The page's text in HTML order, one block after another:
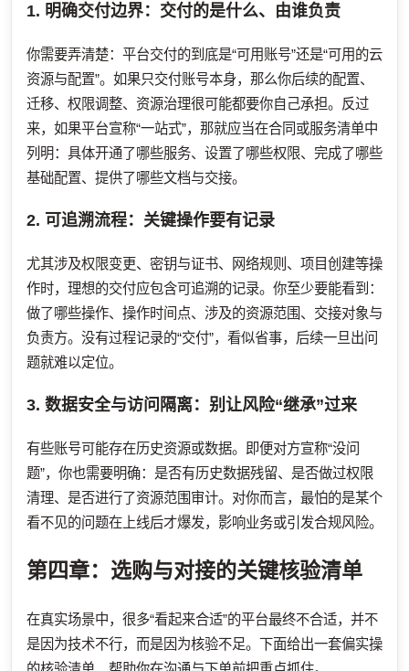
1. 明确交付边界：交付的是什么、由谁负责
你需要弄清楚：平台交付的到底是“可用账号”还是“可用的云
资源与配置”。如果只交付账号本身，那么你后续的配置、
迁移、权限调整、资源治理很可能都要你自己承担。反过
来，如果平台宣称“一站式”，那就应当在合同或服务清单中
列明：具体开通了哪些服务、设置了哪些权限、完成了哪些
基础配置、提供了哪些文档与交接。
2. 可追溯流程：关键操作要有记录
尤其涉及权限变更、密钥与证书、网络规则、项目创建等操
作时，理想的交付应包含可追溯的记录。你至少要能看到：
做了哪些操作、操作时间点、涉及的资源范围、交接对象与
负责方。没有过程记录的“交付”，看似省事，后续一旦出问
题就难以定位。
3. 数据安全与访问隔离：别让风险“继承”过来
有些账号可能存在历史资源或数据。即便对方宣称“没问
题”，你也需要明确：是否有历史数据残留、是否做过权限
清理、是否进行了资源范围审计。对你而言，最怕的是某个
看不见的问题在上线后才爆发，影响业务或引发合规风险。
第四章：选购与对接的关键核验清单
在真实场景中，很多“看起来合适”的平台最终不合适，并不
是因为技术不行，而是因为核验不足。下面给出一套偏实操